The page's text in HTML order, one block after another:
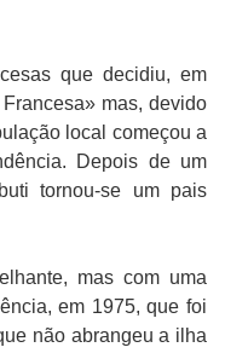
que decidiu, em
mas, devido
local começou a
Depois de um
tornou-se um pais
mas com uma
em 1975, que foi
não abrangeu a ilha